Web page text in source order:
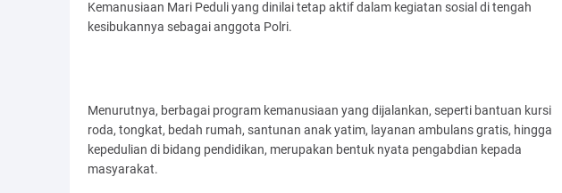
Kemanusiaan Mari Peduli yang dinilai tetap aktif dalam kegiatan sosial di tengah
kesibukannya sebagai anggota Polri.
Menurutnya, berbagai program kemanusiaan yang dijalankan, seperti bantuan kursi
roda, tongkat, bedah rumah, santunan anak yatim, layanan ambulans gratis, hingga
kepedulian di bidang pendidikan, merupakan bentuk nyata pengabdian kepada
masyarakat.